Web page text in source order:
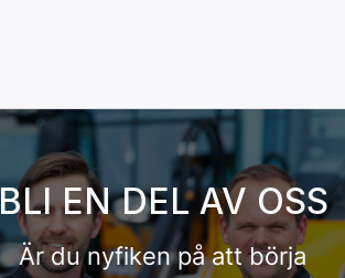
BLI EN DEL AV OSS
Är du nyfiken på att börja